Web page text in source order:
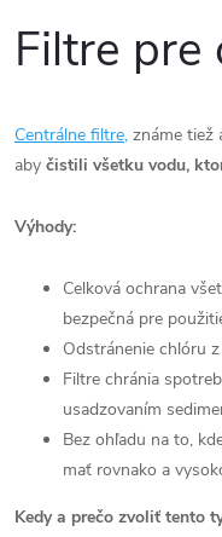
Filtre pre
Centrálne filtre, známe tiež
aby čistili všetku vodu,
Výhody:
Celková ochrana
bezpečná pre
Odstránenie chlóru
Filtre chránia
usadzovaním
Bez ohľadu na to,
mať rovnako a
Kedy a prečo zvoliť tento